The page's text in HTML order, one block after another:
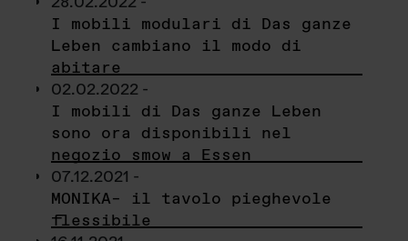
I mobili modulari di Das ganze
Leben cambiano il modo di
abitare
02.02.2022 -
I mobili di Das ganze Leben
sono ora disponibili nel
negozio smow a Essen
07.12.2021 -
MONIKA– il tavolo pieghevole
flessibile